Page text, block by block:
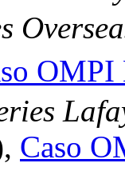
Caso